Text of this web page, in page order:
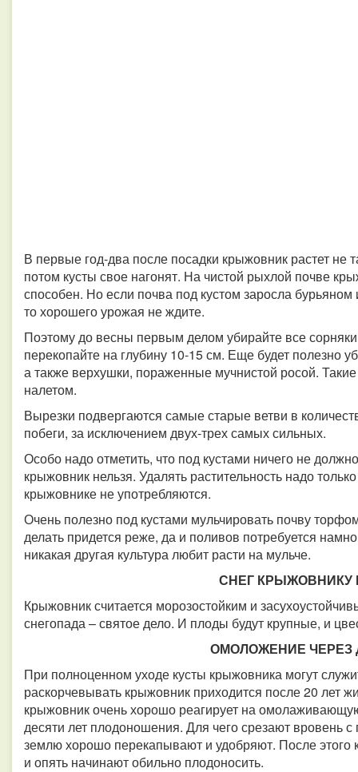
В первые год-два после посадки крыжовник растет не
потом кусты свое нагонят. На чистой рыхлой почве
способен. Но если почва под кустом заросла
то хорошего урожая не ждите.
Поэтому до весны первым делом убирайте все
перекопайте на глубину 10-15 см. Еще будет полезно
а также верхушки, пораженные мучнистой росой.
налетом.
Вырезки подвергаются самые старые ветви в
побеги, за исключением двух-трех самых сильных.
Особо надо отметить, что под кустами ничего не
крыжовник нельзя. Удалять растительность надо
крыжовнике не употребляются.
Очень полезно под кустами мульчировать почву
делать придется реже, да и поливов потребуется
никакая другая культура любит расти на мульче.
СНЕГ
Крыжовник считается морозостойким и
снегопада – святое дело. И плоды будут крупные, и
ОМОЛОЖЕНИЕ ЧЕРЕЗ
При полноценном уходе кусты крыжовника могут
раскорчевывать крыжовник приходится после 20 лет
крыжовник очень хорошо реагирует на
десяти лет плодоношения. Для чего срезают вровень
землю хорошо перекапывают и удобряют. После этого
и опять начинают обильно плодоносить.